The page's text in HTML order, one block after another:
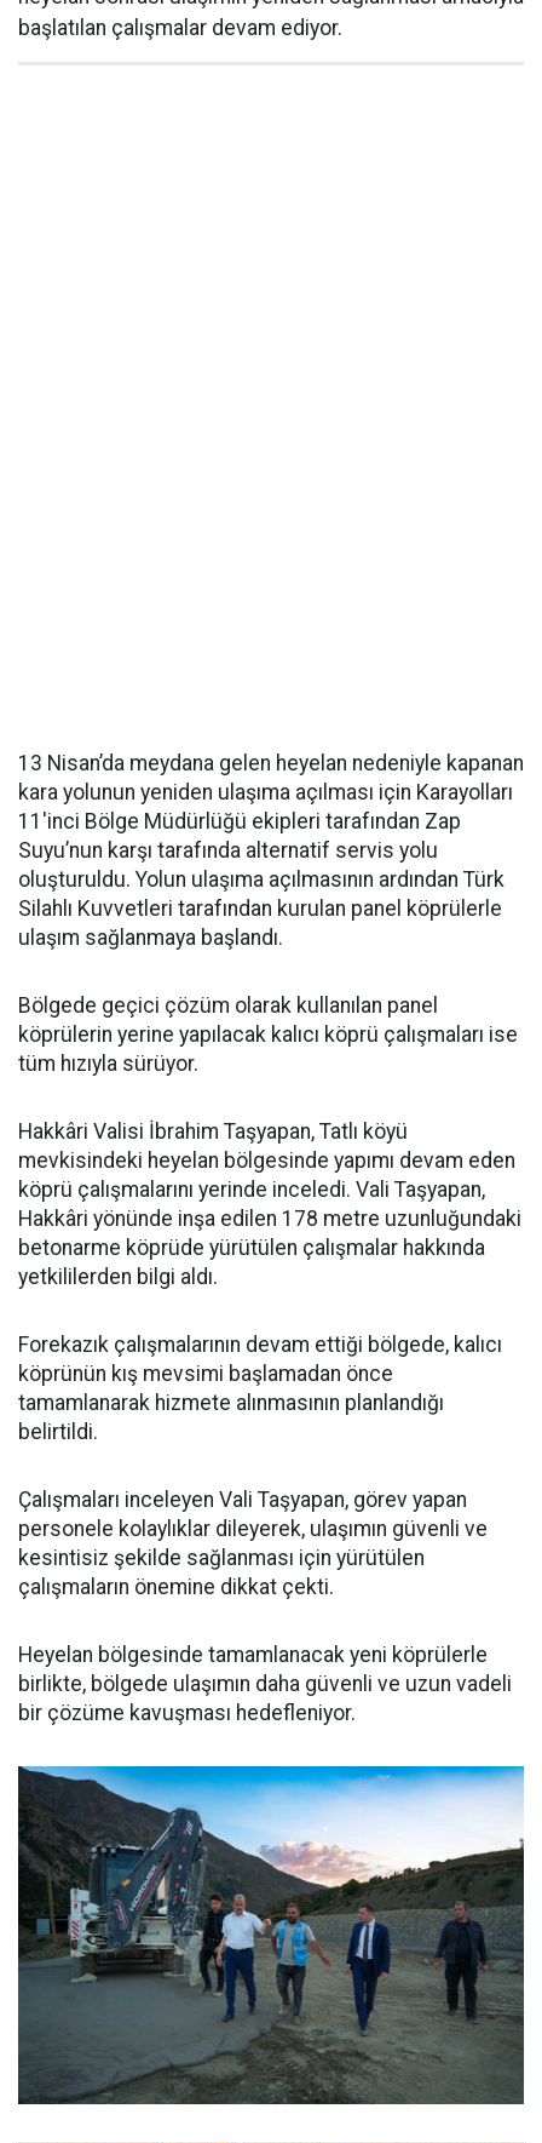
başlatılan çalışmalar devam ediyor.
13 Nisan’da meydana gelen heyelan nedeniyle kapanan
kara yolunun yeniden ulaşıma açılması için Karayolları
11'inci Bölge Müdürlüğü ekipleri tarafından Zap
Suyu’nun karşı tarafında alternatif servis yolu
oluşturuldu. Yolun ulaşıma açılmasının ardından Türk
Silahlı Kuvvetleri tarafından kurulan panel köprülerle
ulaşım sağlanmaya başlandı.
Bölgede geçici çözüm olarak kullanılan panel
köprülerin yerine yapılacak kalıcı köprü çalışmaları ise
tüm hızıyla sürüyor.
Hakkâri Valisi İbrahim Taşyapan, Tatlı köyü
mevkisindeki heyelan bölgesinde yapımı devam eden
köprü çalışmalarını yerinde inceledi. Vali Taşyapan,
Hakkâri yönünde inşa edilen 178 metre uzunluğundaki
betonarme köprüde yürütülen çalışmalar hakkında
yetkililerden bilgi aldı.
Forekazık çalışmalarının devam ettiği bölgede, kalıcı
köprünün kış mevsimi başlamadan önce
tamamlanarak hizmete alınmasının planlandığı
belirtildi.
Çalışmaları inceleyen Vali Taşyapan, görev yapan
personele kolaylıklar dileyerek, ulaşımın güvenli ve
kesintisiz şekilde sağlanması için yürütülen
çalışmaların önemine dikkat çekti.
Heyelan bölgesinde tamamlanacak yeni köprülerle
birlikte, bölgede ulaşımın daha güvenli ve uzun vadeli
bir çözüme kavuşması hedefleniyor.